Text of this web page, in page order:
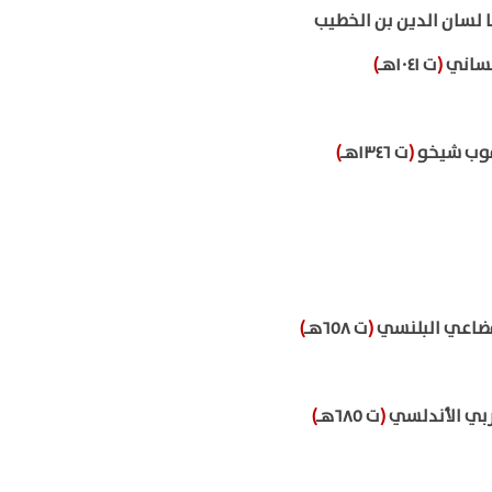
لسان الدين بن الخطيب
(ت ١٠٤١هـ )
شيخو(ت ١٣٤٦هـ )
البلنسي(ت ٦٥٨هـ )
الأندلسي(ت ٦٨٥هـ )